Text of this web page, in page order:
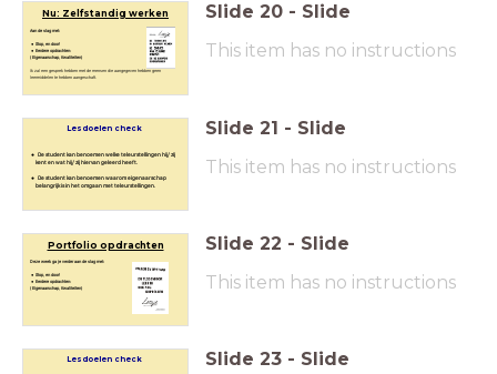
Nu: Zelfstandig werken
Aan de slag met:
Stop, en door!
Eerdere opdrachten:
( Eigenaarschap, Kwaliteiten)
Ik zal een gesprek hebben met de mensen die aangegeven hebben geen
leermiddelen te hebben aangeschaft.
Slide 20 - Slide
This item has no instructions
Lesdoelen check
De student kan benoemen welke teleurstellingen hij/ zij
kent en wat hij/ zij hiervan geleerd heeft.
De student kan benoemen waarom eigenaarschap
belangrijk is in het omgaan met teleurstellingen.
Slide 21 - Slide
This item has no instructions
Portfolio opdrachten
Deze week ga je verder aan de slag met:
Stop, en door!
Eerdere opdrachten:
( Eigenaarschap, Kwaliteiten)
Slide 22 - Slide
This item has no instructions
Lesdoelen check Slide 23 - Slide